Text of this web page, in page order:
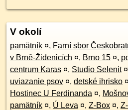
V okolí
pamätník ¤, Farní sbor
v Brně-Židenicích ¤, Brno 15 ¤,
centrum Karas ¤, Studio Selenit ¤
uviazanie psov ¤, detské ihrisko ¤
Hostinec U Ferdinanda ¤,
pamätník ¤, Ú Leva ¤, Z-Box ¤,